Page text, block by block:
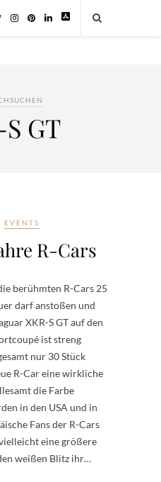
GT
EVENTS
R-Cars
berühmten R-Cars 25
darf anstoßen und
XKR-S GT auf den
ist streng
nur 30 Stück
R-Car eine wirkliche
die Farbe
in den USA und in
Fans der R-Cars
eine größere
weißen Blitz ihr…